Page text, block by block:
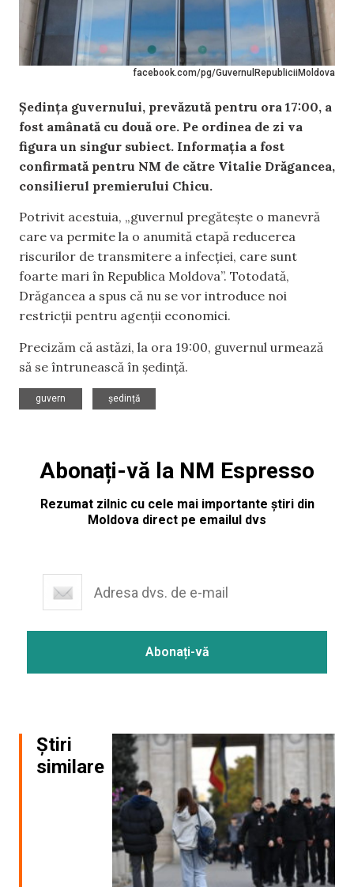
facebook.com/pg/GuvernulRepubliciiMoldova
Ședința guvernului, prevăzută pentru ora 17:00, a
fost amânată cu două ore. Pe ordinea de zi va
figura un singur subiect. Informația a fost
confirmată pentru NM de către Vitalie Drăgancea,
consilierul premierului Chicu.
Potrivit acestuia, „guvernul pregătește o manevră
care va permite la o anumită etapă reducerea
riscurilor de transmitere a infecției, care sunt
foarte mari în Republica Moldova”. Totodată,
Drăgancea a spus că nu se vor introduce noi
restricții pentru agenții economici.
Precizăm că astăzi, la ora 19:00, guvernul urmează
să se întrunească în ședință.
guvern
ședință
Abonați-vă la NM Espresso
Rezumat zilnic cu cele mai importante știri din
Moldova direct pe emailul dvs
Știri
similare